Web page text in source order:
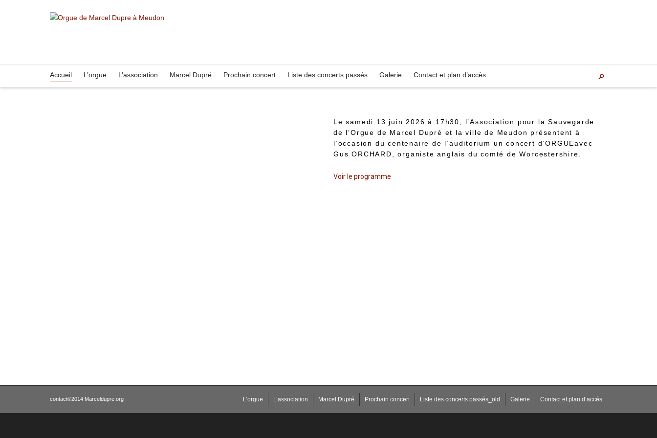
Accueil L’orgue L’association Marcel Dupré Prochain concert Liste des concerts passés Galerie Contact et plan d’accès
Le samedi 13 juin 2026 à 17h30, l’Association pour la Sauvegarde
de l’Orgue de Marcel Dupré et la ville de Meudon présentent à
l’occasion du centenaire de l’auditorium unconcert d’ORGUEavec
Gus ORCHARD, organiste anglais du comté de Worcestershire
Voir le programme
contact©2014 Marceldupre.org L’orgue L’association Marcel Dupré Prochain concert Liste des concerts passés_old Galerie Contact et plan d’accès